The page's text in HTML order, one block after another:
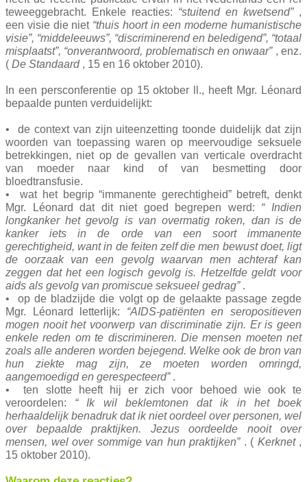
teweeggebracht. Enkele reacties: “stuitend en kwetsend” ,
een visie die niet “thuis hoort in een moderne humanistische
visie”, “middeleeuws”, “discriminerend en beledigend”, “totaal
misplaatst”, “onverantwoord, problematisch en onwaar” , enz.
( De Standaard , 15 en 16 oktober 2010).
In een persconferentie op 15 oktober ll., heeft Mgr. Léonard
bepaalde punten verduidelijkt:
• de context van zijn uiteenzetting toonde duidelijk dat zijn
woorden van toepassing waren op meervoudige seksuele
betrekkingen, niet op de gevallen van verticale overdracht
van moeder naar kind of van besmetting door
bloedtransfusie.
• wat het begrip “immanente gerechtigheid” betreft, denkt
Mgr. Léonard dat dit niet goed begrepen werd: “ Indien
longkanker het gevolg is van overmatig roken, dan is de
kanker iets in de orde van een soort immanente
gerechtigheid, want in de feiten zelf die men bewust doet, ligt
de oorzaak van een gevolg waarvan men achteraf kan
zeggen dat het een logisch gevolg is. Hetzelfde geldt voor
aids als gevolg van promiscue seksueel gedrag” .
• op de bladzijde die volgt op de gelaakte passage zegde
Mgr. Léonard letterlijk: “AIDS-patiënten en seropositieven
mogen nooit het voorwerp van discriminatie zijn. Er is geen
enkele reden om te discrimineren. Die mensen moeten net
zoals alle anderen worden bejegend. Welke ook de bron van
hun ziekte mag zijn, ze moeten worden omringd,
aangemoedigd en gerespecteerd” .
• ten slotte heeft hij er zich voor behoed wie ook te
veroordelen: “ Ik wil beklemtonen dat ik in het boek
herhaaldelijk benadruk dat ik niet oordeel over personen, wel
over bepaalde praktijken. Jezus oordeelde nooit over
mensen, wel over sommige van hun praktijken” . ( Kerknet ,
15 oktober 2010).